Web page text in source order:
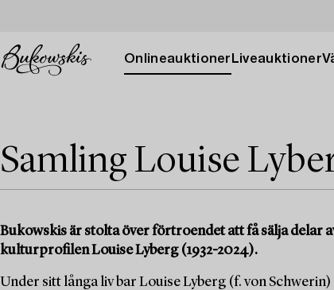
Onlineauktioner Liveauktioner
Samling Louise
Bukowskis är stolta över förtroendet att få sälja
kulturprofilen Louise Lyberg (1932-2024).
Under sitt långa liv bar Louise Lyberg (f. von